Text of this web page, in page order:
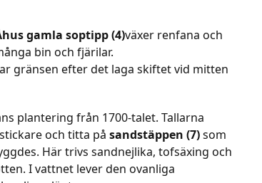
gamla soptipp (4)växer renfana och
bin och fjärilar.
gränsen efter det laga skiftet vid mitten
plantering från 1700-talet. Tallarna
och titta påsandstäppen (7)som
Här trivs sandnejlika, tofsäxing och
I vattnet lever den ovanliga